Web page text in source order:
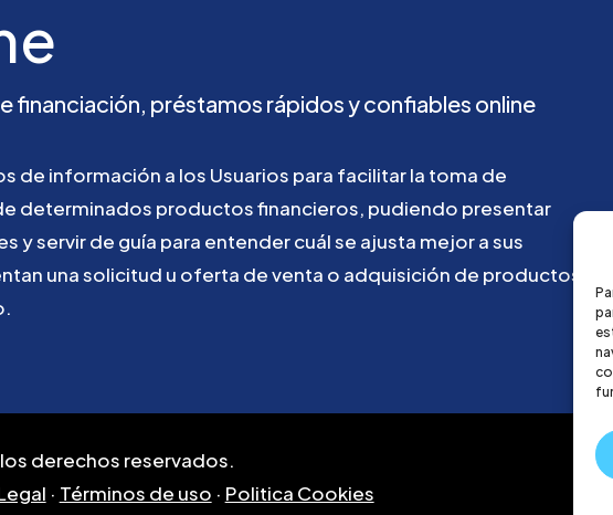
financiación, préstamos rápidosyconfiables online
de información a los Usuarios para facilitarla toma de
determinados productosfinancieros, pudiendo presentar
yservirde guía para entendercuálse ajusta mejorasus
unasolicitud u oferta deventa o adquisición de productos
derechos reservados.
· Términos de uso · Politica Cookies